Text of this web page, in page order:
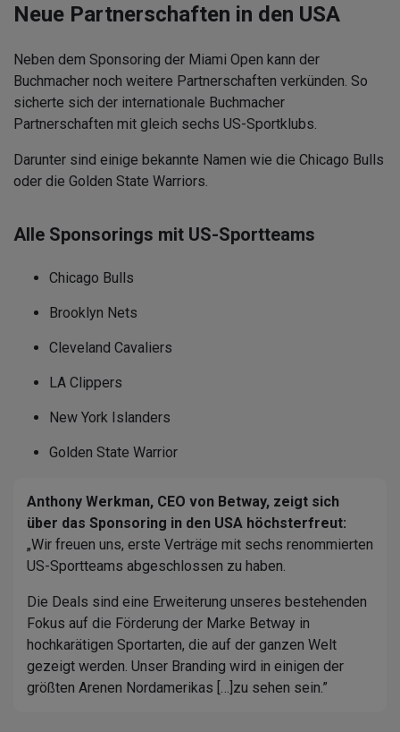
Neue Partnerschaften in den USA
Neben dem Sponsoring der Miami Open kann der
Buchmacher noch weitere Partnerschaften verkünden. So
sicherte sich der internationale Buchmacher
Partnerschaften mit gleich sechs US-Sportklubs.
Darunter sind einige bekannte Namen wie die Chicago Bulls
oder die Golden State Warriors.
Alle Sponsorings mit US-Sportteams
Chicago Bulls
Brooklyn Nets
Cleveland Cavaliers
LA Clippers
New York Islanders
Golden State Warrior
Anthony Werkman, CEO von Betway, zeigt sich
über das Sponsoring in den USA höchsterfreut:
„Wir freuen uns, erste Verträge mit sechs renommierten
US-Sportteams abgeschlossen zu haben.
Die Deals sind eine Erweiterung unseres bestehenden
Fokus auf die Förderung der Marke Betway in
hochkarätigen Sportarten, die auf der ganzen Welt
gezeigt werden. Unser Branding wird in einigen der
größten Arenen Nordamerikas […]zu sehen sein.”